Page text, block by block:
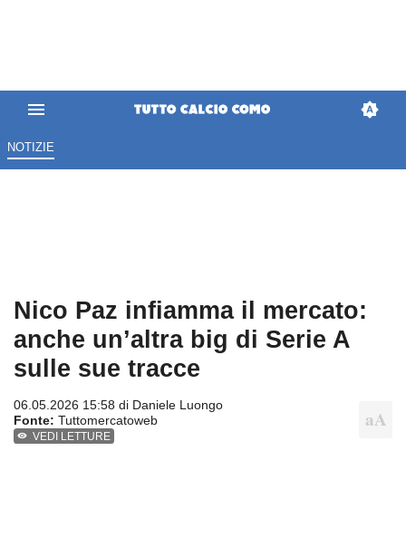
NOTIZIE
Nico Paz infiamma il mercato:
anche un’altra big di Serie A
sulle sue tracce
06.05.2026 15:58 di Daniele Luongo
Fonte: Tuttomercatoweb
VEDI LETTURE